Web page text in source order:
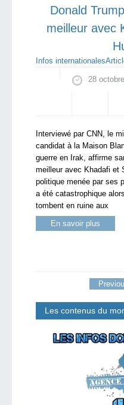
Donald
meilleur avec
Infos internationales
28
Interviewé par CNN, le
candidat à la Maison
guerre en Irak, affirme
meilleur avec Khadafi et
politique menée par ses
a été catastrophique
tombent en ruine aux
En savoir plus
Les contenus du